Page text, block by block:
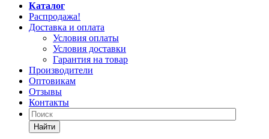
Каталог
Распродажа!
Доставка и оплата
Условия оплаты
Условия доставки
Гарантия на товар
Производители
Оптовикам
Отзывы
Контакты
Найти